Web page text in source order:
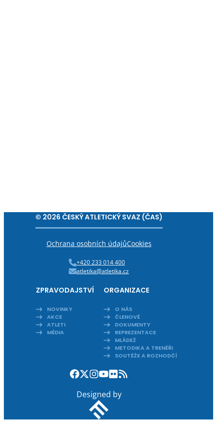
© 2026 ČESKÝ ATLETICKÝ SVAZ (ČAS)
Ochrana osobních údajůCookies
+420 233 014 400
atletika@atletika.cz
ZPRAVODAJSTVÍ
NOVINKY
AKCE
ATLETI
MÉDIA
ORGANIZACE
O NÁS
ČLENOVÉ
DOKUMENTY
REPREZENTACE
MLÁDEŽ
METODIKA A TRENÉŘI
SOUTĚŽE A ROZHODČÍ
Designed by